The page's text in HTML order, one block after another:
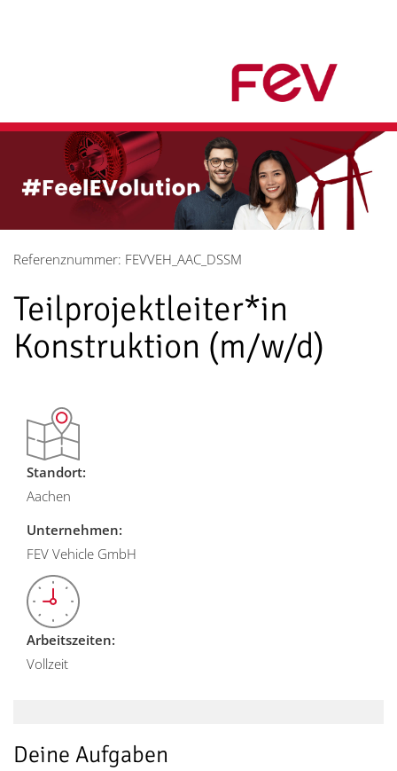
Referenznummer: FEVVEH_AAC_DSSM
Teilprojektleiter*in
Konstruktion (m/w/d)
Standort:
Aachen
Unternehmen:
FEV Vehicle GmbH
Arbeitszeiten:
Vollzeit
Deine Aufgaben